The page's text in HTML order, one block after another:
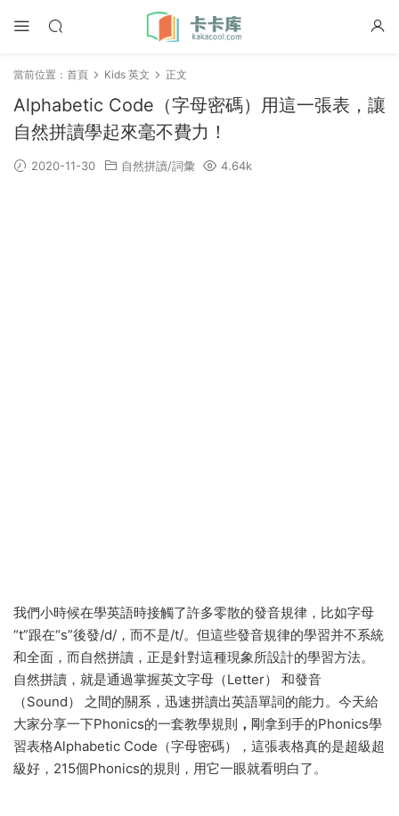
當前位置： 首頁 Kids 英文 正文
Alphabetic Code（字母密碼）用這一張表，讓
自然拼讀學起來毫不費力！
2020-11-30 自然拼讀/詞彙 4.64k
我們小時候在學英語時接觸了許多零散的發音規律，比如字母
“t”跟在“s”後發/d/，而不是/t/。但這些發音規律的學習并不系統
和全面，而自然拼讀，正是針對這種現象所設計的學習方法。
自然拼讀，就是通過掌握英文字母（Letter） 和發音
（Sound） 之間的關系，迅速拼讀出英語單詞的能力。今天給
大家分享一下Phonics的一套教學規則 ， 剛拿到手的Phonics學
習表格Alphabetic Code（字母密碼），這張表格真的是超級超
級好，215個Phonics的規則，用它一眼就看明白了。